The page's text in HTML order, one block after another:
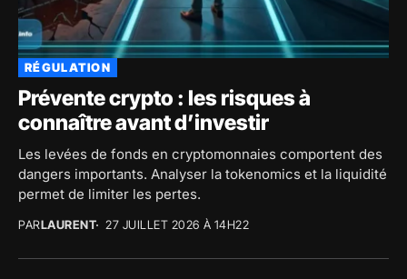
RÉGULATION
Prévente crypto : les risques à
connaître avant d’investir
Les levées de fonds en cryptomonnaies comportent des
dangers importants. Analyser la tokenomics et la liquidité
permet de limiter les pertes.
PARLAURENT 27 JUILLET 2026 À 14H22